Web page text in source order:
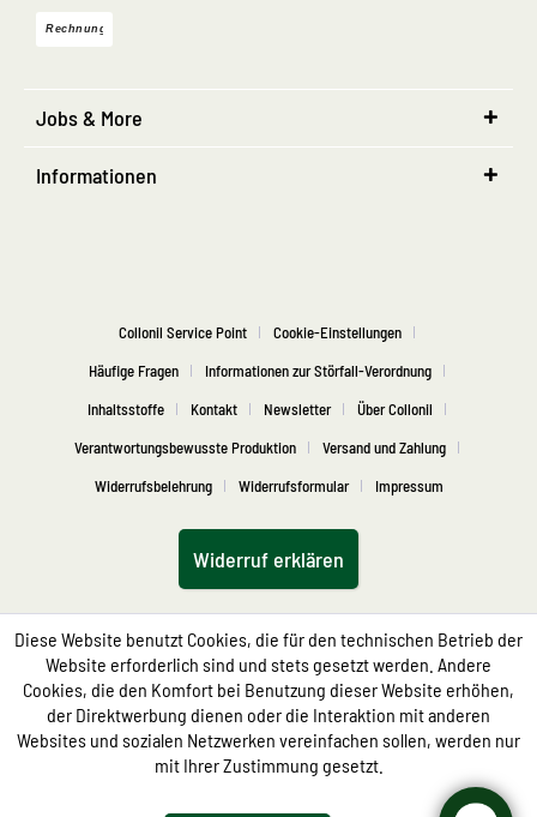
Jobs & More
Informationen
Collonil Service Point
Cookie-Einstellungen
Häufige Fragen
Informationen zur Störfall-Verordnung
Inhaltsstoffe
Kontakt Newsletter
Über Collonil
Verantwortungsbewusste Produktion
Versand und Zahlung
Widerrufsbelehrung
Widerrufsformular Impressum
Widerruf erklären
Diese Website benutzt Cookies, die für den technischen Betrieb der
Website erforderlich sind und stets gesetzt werden. Andere
Cookies, die den Komfort bei Benutzung dieser Website erhöhen,
der Direktwerbung dienen oder die Interaktion mit anderen
Websites und sozialen Netzwerken vereinfachen sollen, werden nur
mit Ihrer Zustimmung gesetzt.